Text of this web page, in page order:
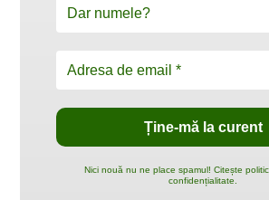
Nici nouă nu ne place spamul! Citește
confidențialitate.